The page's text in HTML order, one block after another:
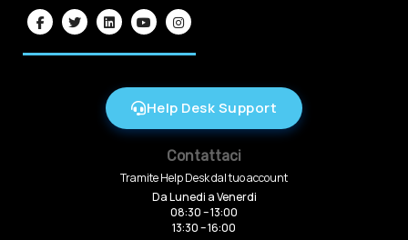
Help Desk Support
Contattaci
Tramite Help Desk dal tuo account
Da Lunedi a Venerdi
08:30 – 13:00
13:30 – 16:00